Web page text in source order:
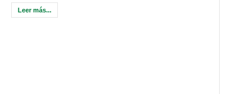
Leer más...